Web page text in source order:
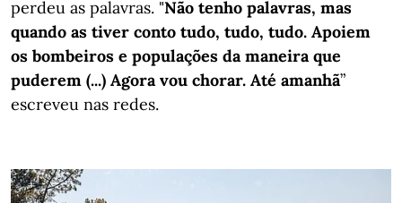
perdeu as palavras. "Não tenho palavras, mas
quando as tiver conto tudo, tudo, tudo. Apoiem
os bombeiros e populações da maneira que
puderem (...) Agora vou chorar. Até amanhã”
escreveu nas redes.